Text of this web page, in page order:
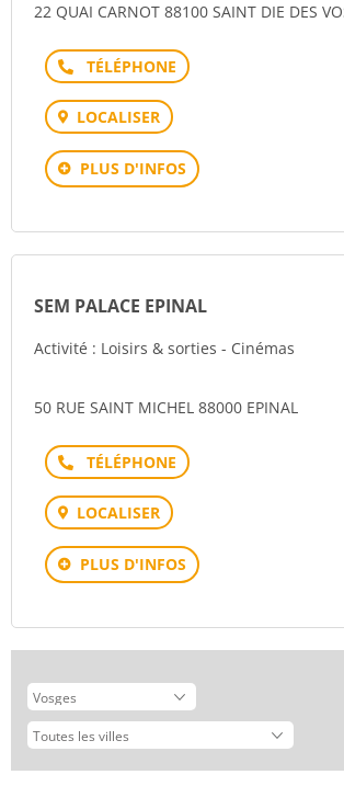
22 QUAI CARNOT 88100 SAINT DIE DES
Téléphone
LOCALISER
PLUS D'INFOS
SEM PALACE EPINAL
Activité : Loisirs & sorties - Cinémas
50 RUE SAINT MICHEL 88000 EPINAL
Téléphone
LOCALISER
PLUS D'INFOS